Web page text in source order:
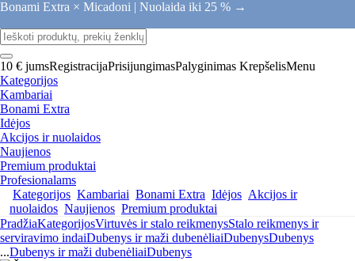
Bonami Extra × Micadoni | Nuolaida iki 25 % →
10 € jumsRegistracijaPrisijungimasPalyginimas KrepšelisMenu
Kategorijos
Kambariai
Bonami Extra
Idėjos
Akcijos ir nuolaidos
Naujienos
Premium produktai
Profesionalams
Kategorijos Kambariai Bonami Extra Idėjos Akcijos ir
nuolaidos Naujienos Premium produktai
PradžiaKategorijosVirtuvės ir stalo reikmenysStalo reikmenys ir
serviravimo indaiDubenys ir maži dubenėliaiDubenysDubenys
...Dubenys ir maži dubenėliaiDubenys